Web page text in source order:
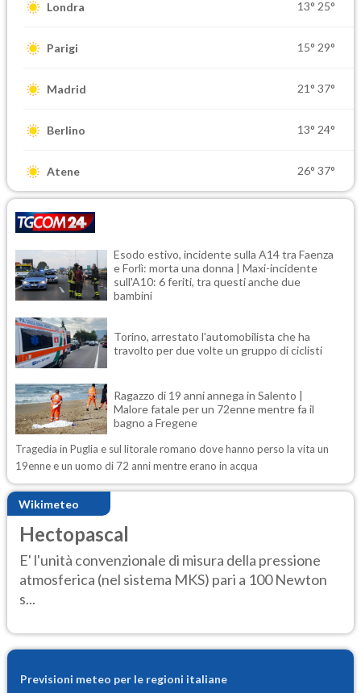
Londra 13° 25°
Parigi 15° 29°
Madrid 21° 37°
Berlino 13° 24°
Atene 26° 37°
Esodo estivo, incidente sulla A14 tra Faenza
e Forlì: morta una donna | Maxi-incidente
sull'A10: 6 feriti, tra questi anche due
bambini
Torino, arrestato l'automobilista che ha
travolto per due volte un gruppo di ciclisti
Ragazzo di 19 anni annega in Salento |
Malore fatale per un 72enne mentre fa il
bagno a Fregene
Tragedia in Puglia e sul litorale romano dove hanno perso la vita un
19enne e un uomo di 72 anni mentre erano in acqua
Wikimeteo
Hectopascal
E' l'unità convenzionale di misura della pressione
atmosferica (nel sistema MKS) pari a 100 Newton
s...
Previsioni meteo per le regioni italiane